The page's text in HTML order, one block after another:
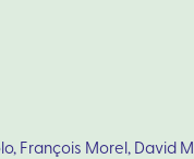
François Morel, David